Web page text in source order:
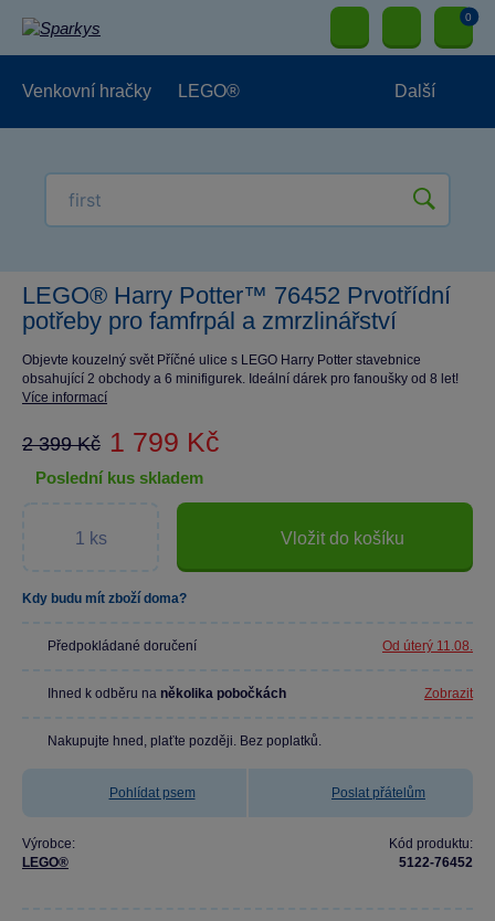
0
Venkovní hračky LEGO® Další
LEGO® Harry Potter™ 76452 Prvotřídní
potřeby pro famfrpál a zmrzlinářství
Objevte kouzelný svět Příčné ulice s LEGO Harry Potter stavebnice
obsahující 2 obchody a 6 minifigurek. Ideální dárek pro fanoušky od 8 let!
Více informací
2 399 Kč 1 799 Kč
poslední kus skladem
Vložit do košíku
Kdy budu mít zboží doma?
Předpokládané doručení Od úterý 11.08.
Ihned k odběru na několika pobočkách Zobrazit
Nakupujte hned, plaťte později. Bez poplatků.
Pohlídat psem Poslat přátelům
Výrobce:
LEGO®
Kód produktu:
5122-76452